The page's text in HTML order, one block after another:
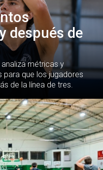
después de
métricas y
que los jugadores
de la línea de tres.